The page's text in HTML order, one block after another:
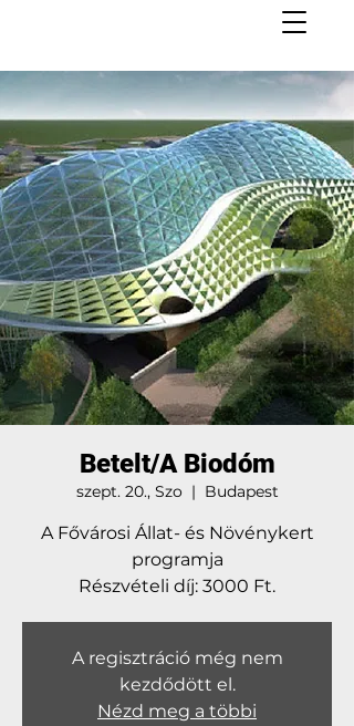
Betelt/A Biodóm
szept. 20., Szo
  |
Budapest
A Fővárosi Állat- és Növénykert
programja
Részvételi díj: 3000 Ft.
A regisztráció még nem
kezdődött el.
Nézd meg a többi